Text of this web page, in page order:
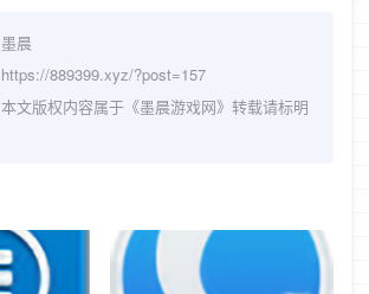
墨晨
https://889399.xyz/?post=157
本文版权内容属于《墨晨游戏网》转载请标明